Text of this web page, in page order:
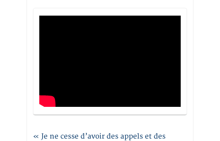
« Je ne cesse d’avoir des appels et des